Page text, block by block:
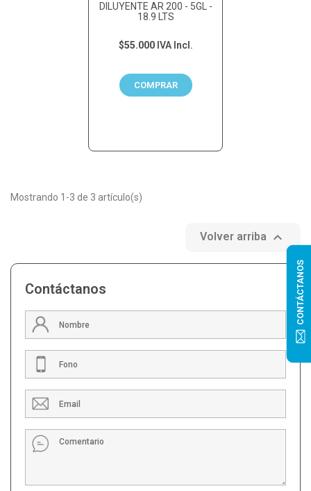
Contáctanos
DILUYENTE AR 200 - 5GL -
18.9 LTS
$55.000 IVA Incl.
COMPRAR
Mostrando 1-3 de 3 artículo(s)
Volver arriba 
CONTÁCTANOS